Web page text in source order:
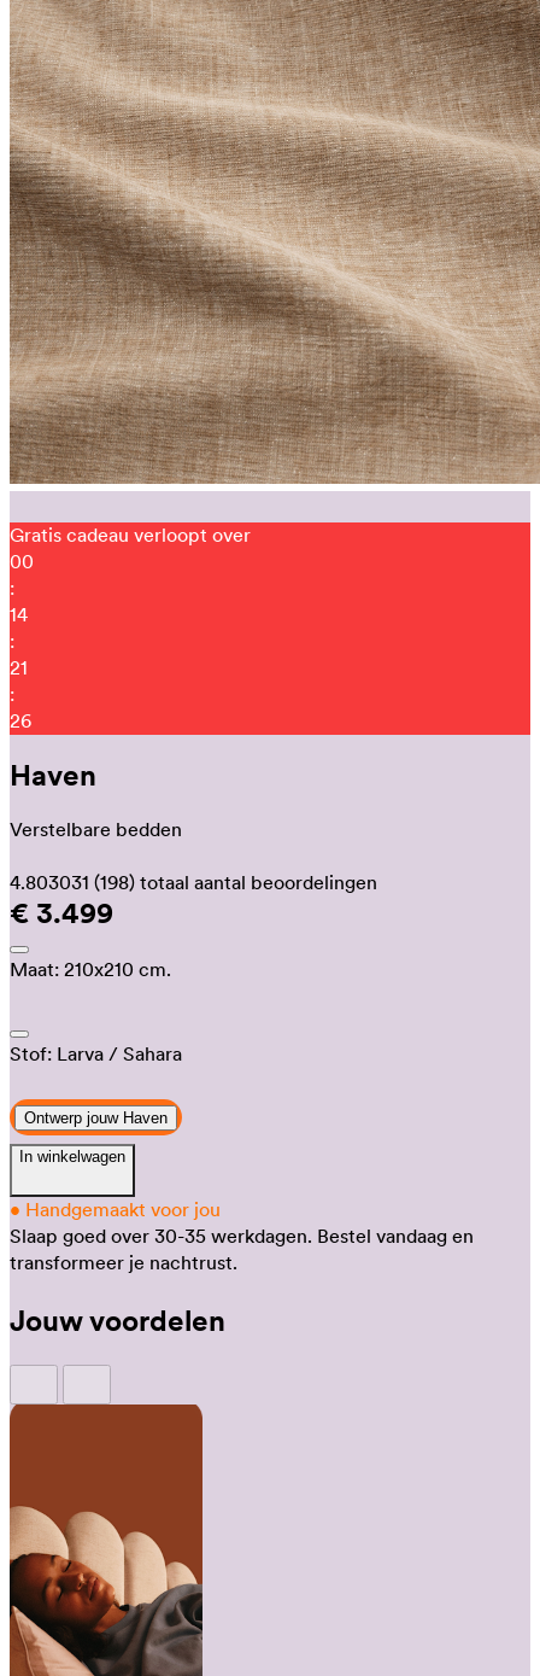
Gratis cadeau verloopt over
00
:
14
:
21
:
16
Haven
Verstelbare bedden
4.803031 (198) totaal aantal beoordelingen
€ 3.499
Maat: 210x210 cm.
Stof: Larva / Sahara
Ontwerp jouw Haven
In winkelwagen
• Handgemaakt voor jou
Slaap goed over 30-35 werkdagen. Bestel vandaag en
transformeer je nachtrust.
Jouw voordelen